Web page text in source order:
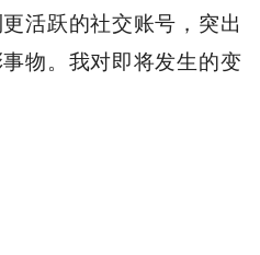
活跃的社交账号，突出
物。我对即将发生的变